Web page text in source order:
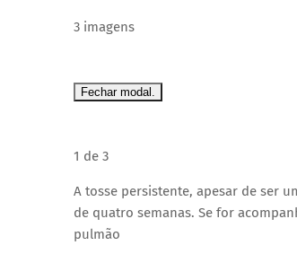
3 imagens
Fechar modal.
1 de 3
A tosse persistente, apesar de ser
de quatro semanas. Se for
pulmão